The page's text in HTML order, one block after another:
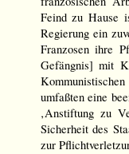
Feind zu Hause
Regierung ein
Franzosen ihre
Gefängnis] mit
umfaßten eine
‚Anstiftung zu
Sicherheit des
zur